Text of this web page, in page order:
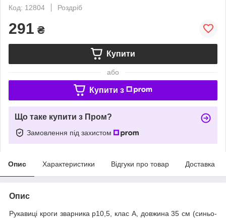
Код: 12804
Роздріб
291 ₴
Купити
або
Купити з
Що таке купити з Пром?
Замовлення під захистом
Опис Характеристики Відгуки про товар Доставка
Опис
Рукавиці кроги зварника р10,5, клас А, довжина 35 см (синьо-